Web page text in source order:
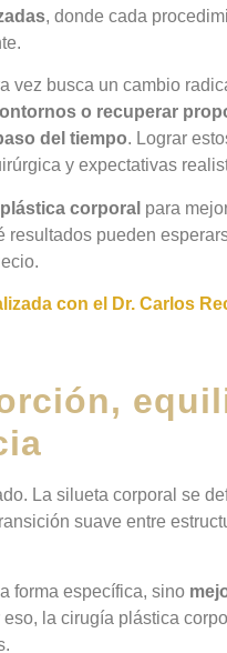
, donde cada
vez busca un cambio
o recuperar
del tiempo. Lograr
y expectativas
corporal para
pueden
con el Dr. Carlos
La silueta corporal se
suave entre
forma específica, sino
la cirugía plástica